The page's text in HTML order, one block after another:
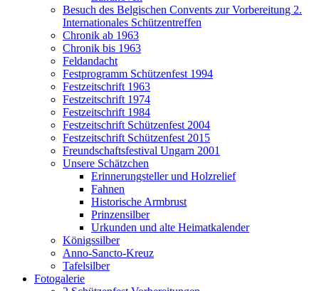
Besuch des Belgischen Convents zur Vorbereitung 2.
Internationales Schützentreffen
Chronik ab 1963
Chronik bis 1963
Feldandacht
Festprogramm Schützenfest 1994
Festzeitschrift 1963
Festzeitschrift 1974
Festzeitschrift 1984
Festzeitschrift Schützenfest 2004
Festzeitschrift Schützenfest 2015
Freundschaftsfestival Ungarn 2001
Unsere Schätzchen
Erinnerungsteller und Holzrelief
Fahnen
Historische Armbrust
Prinzensilber
Urkunden und alte Heimatkalender
Königssilber
Anno-Sancto-Kreuz
Tafelsilber
Fotogalerie